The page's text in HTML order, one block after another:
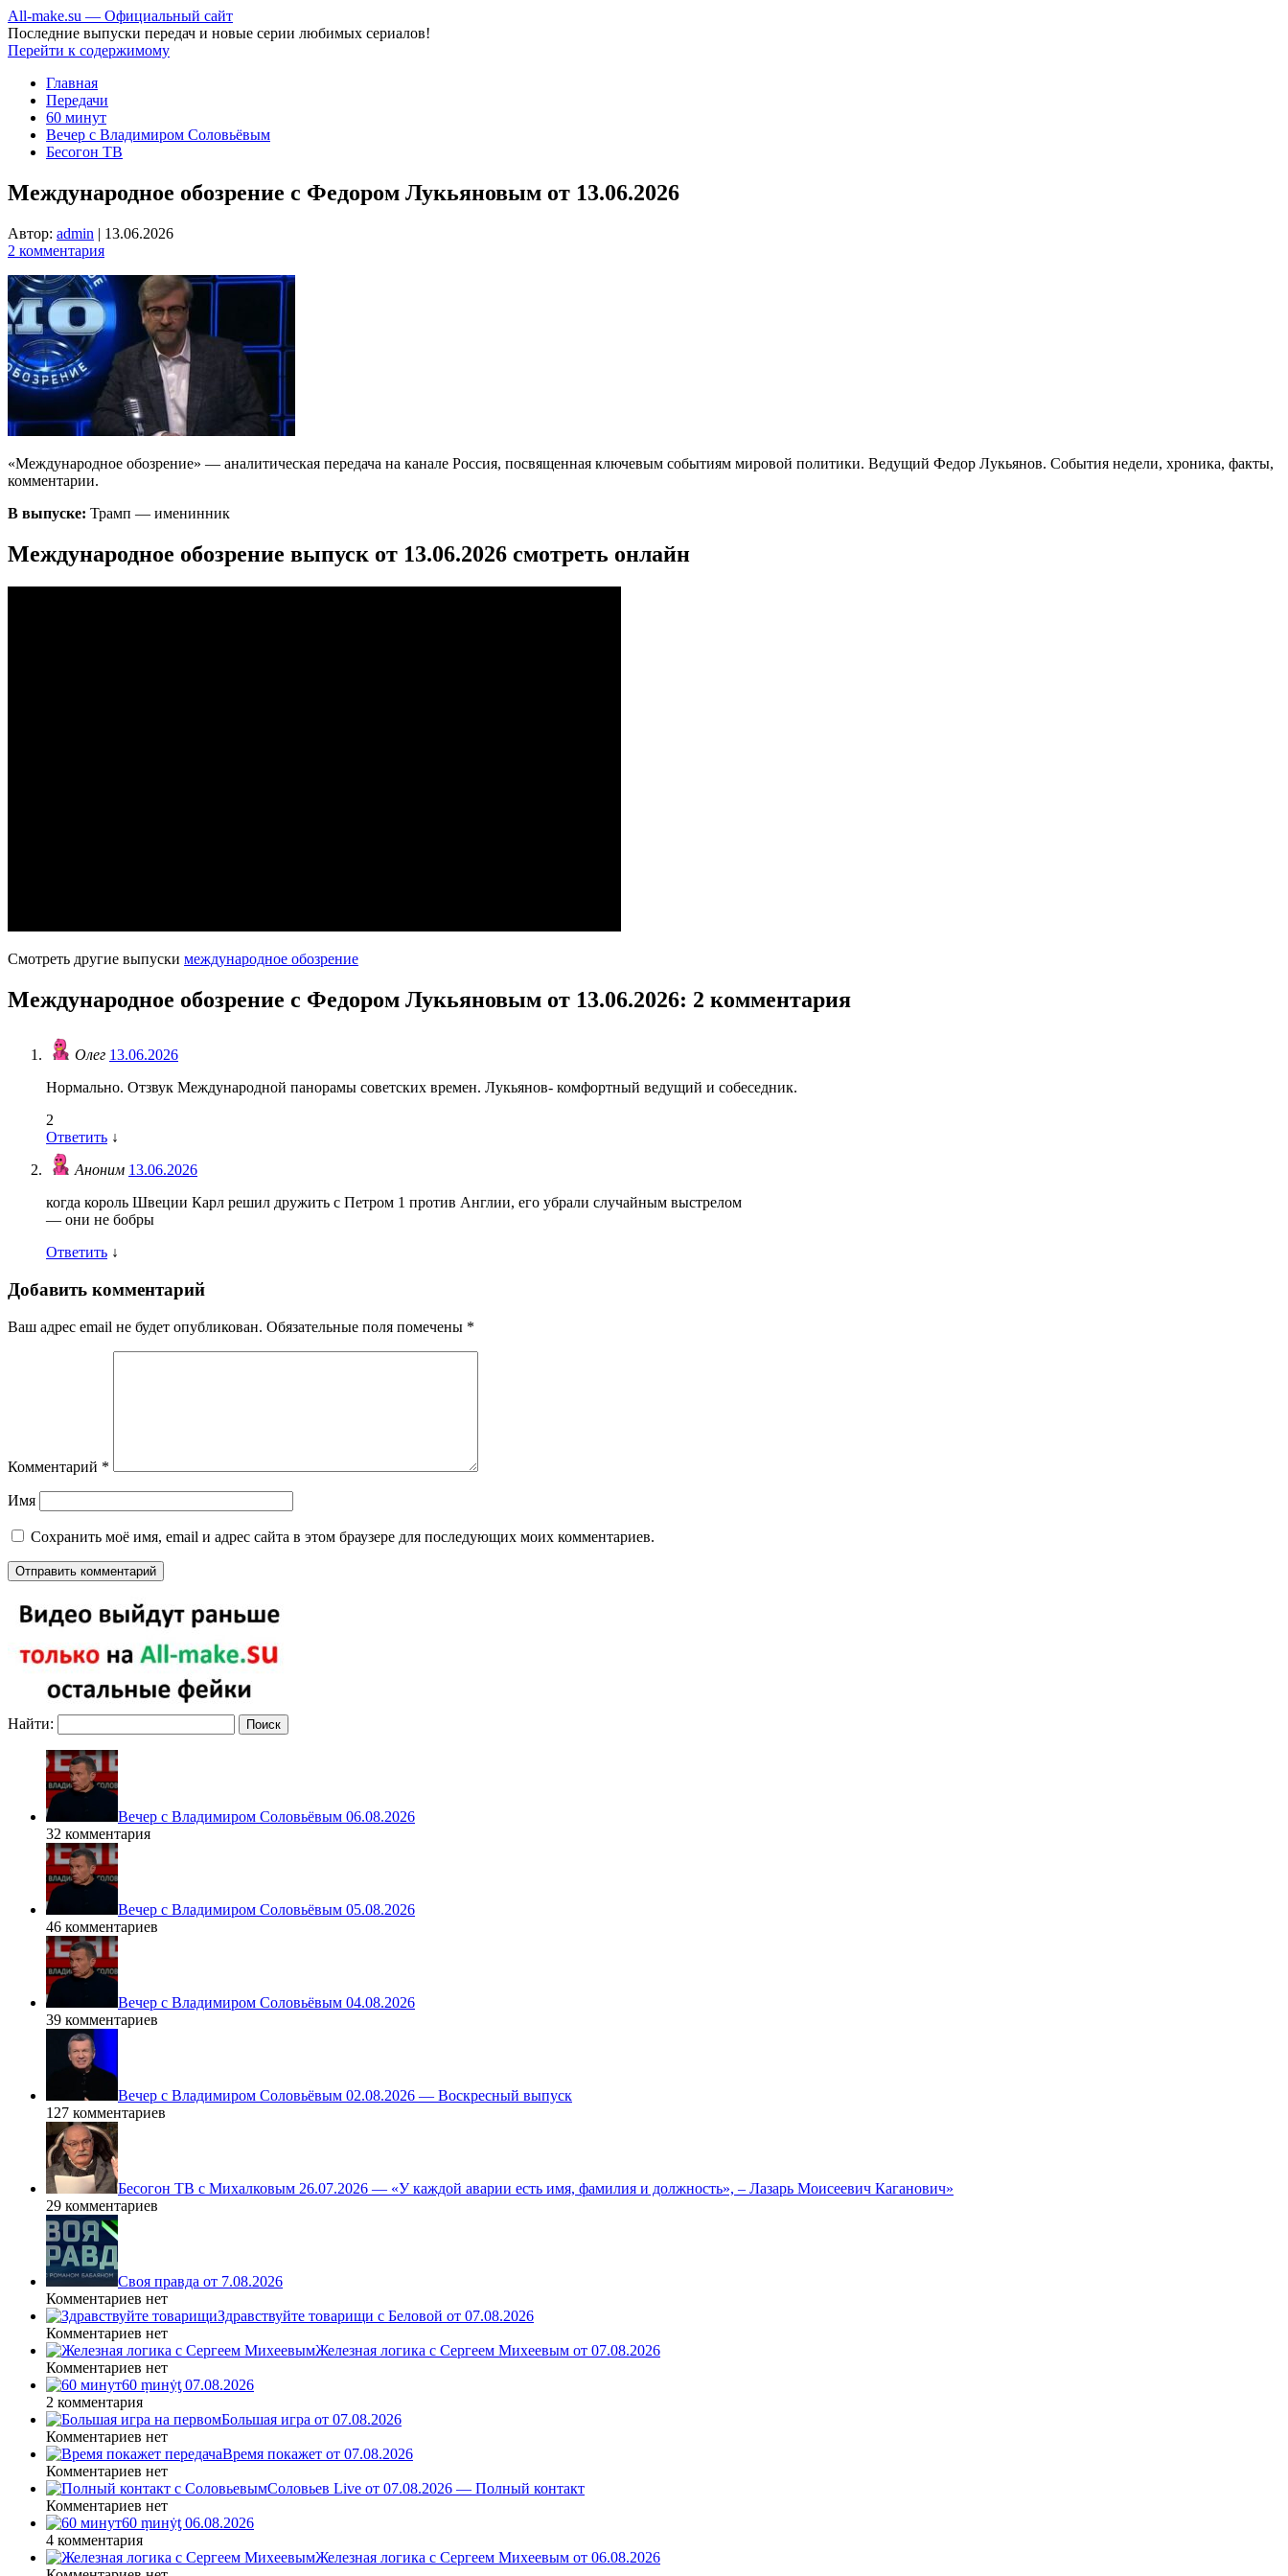
All-make.su — Официальный сайт
Последние выпуски передач и новые серии любимых сериалов!
Перейти к содержимому
Главная
Передачи
60 минут
Вечер с Владимиром Соловьёвым
Бесогон ТВ
Международное обозрение с Федором Лукьяновым от 13.06.2026
Автор: admin | 13.06.2026
2 комментария
«Международное обозрение» — аналитическая передача на канале Россия, посвященная ключевым событиям мировой политики. Ведущий Федор Лукьянов. События недели, хроника, факты,
комментарии.
В выпуске: Трамп — именинник
Международное обозрение выпуск от 13.06.2026 смотреть онлайн
Смотреть другие выпуски международное обозрение
Международное обозрение с Федором Лукьяновым от 13.06.2026: 2 комментария
Олег 13.06.2026
Нормально. Отзвук Международной панорамы советских времен. Лукьянов- комфортный ведущий и собеседник.
2
Ответить ↓
Аноним 13.06.2026
когда король Швеции Карл решил дружить с Петром 1 против Англии, его убрали случайным выстрелом
— они не бобры
Ответить ↓
Добавить комментарий
Ваш адрес email не будет опубликован. Обязательные поля помечены *
Комментарий *
Имя
Сохранить моё имя, email и адрес сайта в этом браузере для последующих моих комментариев.
Найти:
Вечер с Владимиром Соловьёвым 06.08.2026
32 комментария
Вечер с Владимиром Соловьёвым 05.08.2026
46 комментариев
Вечер с Владимиром Соловьёвым 04.08.2026
39 комментариев
Вечер с Владимиром Соловьёвым 02.08.2026 — Воскресный выпуск
127 комментариев
Бесогон ТВ с Михалковым 26.07.2026 — «У каждой аварии есть имя, фамилия и должность», – Лазарь Моисеевич Каганович»
29 комментариев
Своя правда от 7.08.2026
Комментариев нет
Здравствуйте товарищи с Беловой от 07.08.2026
Комментариев нет
Железная логика с Сергеем Михеевым от 07.08.2026
Комментариев нет
60 ṃинẏƫ 07.08.2026
2 комментария
Большая игра от 07.08.2026
Комментариев нет
Время покажет от 07.08.2026
Комментариев нет
Соловьев Live от 07.08.2026 — Полный контакт
Комментариев нет
60 ṃинẏƫ 06.08.2026
4 комментария
Железная логика с Сергеем Михеевым от 06.08.2026